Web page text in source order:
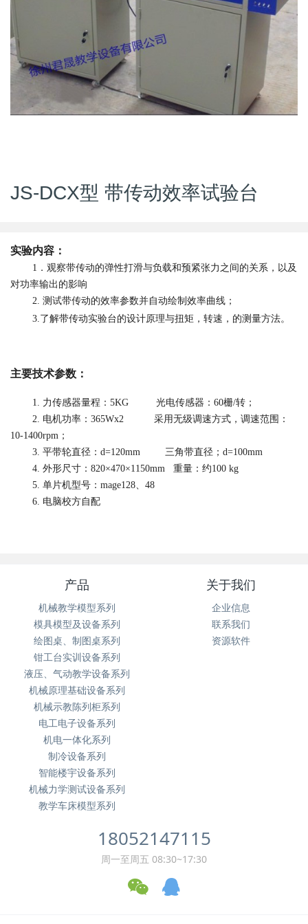
JS-DCX型 带传动效率试验台
实验内容：
1．观察带传动的弹性打滑与负载和预紧张力之间的关系，以及
对功率输出的影响
2. 测试带传动的效率参数并自动绘制效率曲线；
3.了解带传动实验台的设计原理与扭矩，转速，的测量方法。
主要技术参数：
1. 力传感器量程：5KG 光电传感器：60栅/转；
2. 电机功率：365Wx2 采用无级调速方式，调速范围：
10-1400rpm；
3. 平带轮直径：d=120mm 三角带直径；d=100mm
4. 外形尺寸：820×470×1150mm 重量：约100 kg
5. 单片机型号：mage128、48
6. 电脑校方自配
产品
机械教学模型系列
模具模型及设备系列
绘图桌、制图桌系列
钳工台实训设备系列
液压、气动教学设备系列
机械原理基础设备系列
机械示教陈列柜系列
电工电子设备系列
机电一体化系列
制冷设备系列
智能楼宇设备系列
机械力学测试设备系列
教学车床模型系列
关于我们
企业信息
联系我们
资源软件
18052147115
周一至周五 08:30~17:30